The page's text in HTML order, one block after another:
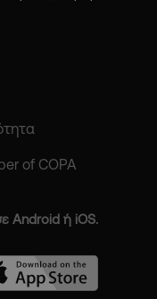
of COPA
Android ή iOS.